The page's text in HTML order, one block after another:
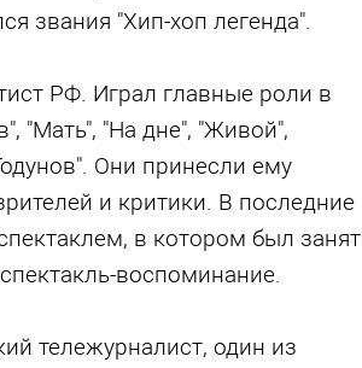
звания "Хип-хоп легенда".
РФ. Играл главные роли в
"Мать", "На дне", "Живой",
Они принесли ему
и критики. В последние
в котором был занят
воспоминание.
тележурналист, один из